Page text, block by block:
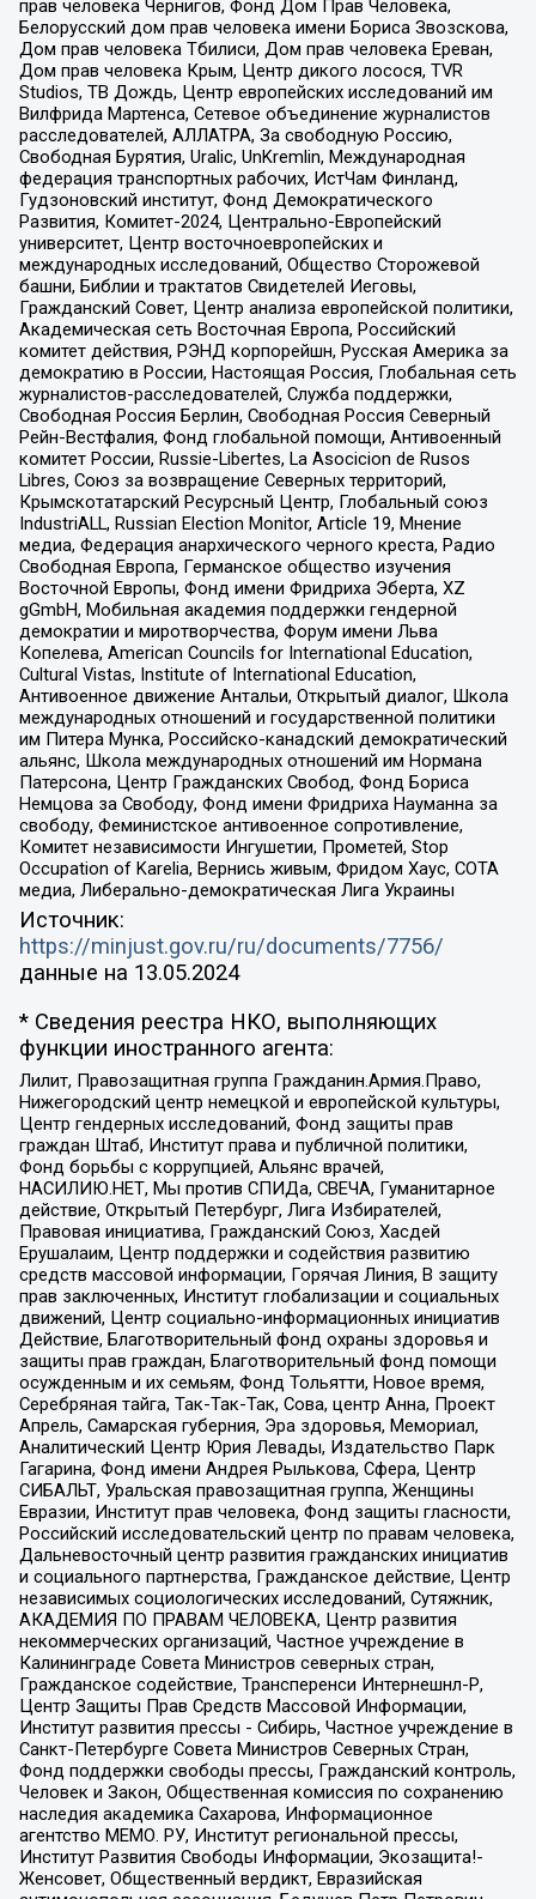
прав человека Чернигов, Фонд Дом Прав Человека,
Белорусский дом прав человека имени Бориса Звозскова,
Дом прав человека Тбилиси, Дом прав человека Ереван,
Дом прав человека Крым, Центр дикого лосося, TVR
Studios, ТВ Дождь, Центр европейских исследований им
Вилфрида Мартенса, Сетевое объединение журналистов
расследователей, АЛЛАТРА, За свободную Россию,
Свободная Бурятия, Uralic, UnKremlin, Международная
федерация транспортных рабочих, ИстЧам Финланд,
Гудзоновский институт, Фонд Демократического
Развития, Комитет-2024, Центрально-Европейский
университет, Центр восточноевропейских и
международных исследований, Общество Сторожевой
башни, Библии и трактатов Свидетелей Иеговы,
Гражданский Совет, Центр анализа европейской политики,
Академическая сеть Восточная Европа, Российский
комитет действия, РЭНД корпорейшн, Русская Америка за
демократию в России, Настоящая Россия, Глобальная сеть
журналистов-расследователей, Служба поддержки,
Свободная Россия Берлин, Свободная Россия Северный
Рейн-Вестфалия, Фонд глобальной помощи, Антивоенный
комитет России, Russie-Libertes, La Asocicion de Rusos
Libres, Союз за возвращение Северных территорий,
Крымскотатарский Ресурсный Центр, Глобальный союз
IndustriALL, Russian Election Monitor, Article 19, Мнение
медиа, Федерация анархического черного креста, Радио
Свободная Европа, Германское общество изучения
Восточной Европы, Фонд имени Фридриха Эберта, XZ
gGmbH, Мобильная академия поддержки гендерной
демократии и миротворчества, Форум имени Льва
Копелева, American Councils for International Education,
Cultural Vistas, Institute of International Education,
Антивоенное движение Антальи, Открытый диалог, Школа
международных отношений и государственной политики
им Питера Мунка, Российско-канадский демократический
альянс, Школа международных отношений им Нормана
Патерсона, Центр Гражданских Свобод, Фонд Бориса
Немцова за Свободу, Фонд имени Фридриха Науманна за
свободу, Феминистское антивоенное сопротивление,
Комитет независимости Ингушетии, Прометей, Stop
Occupation of Karelia, Вернись живым, Фридом Хаус, СОТА
медиа, Либерально-демократическая Лига Украины
Источник:
https://minjust.gov.ru/ru/documents/7756/
данные на 13.05.2024
* Сведения реестра НКО, выполняющих
функции иностранного агента:
Лилит, Правозащитная группа Гражданин.Армия.Право,
Нижегородский центр немецкой и европейской культуры,
Центр гендерных исследований, Фонд защиты прав
граждан Штаб, Институт права и публичной политики,
Фонд борьбы с коррупцией, Альянс врачей,
НАСИЛИЮ.НЕТ, Мы против СПИДа, СВЕЧА, Гуманитарное
действие, Открытый Петербург, Лига Избирателей,
Правовая инициатива, Гражданский Союз, Хасдей
Ерушалаим, Центр поддержки и содействия развитию
средств массовой информации, Горячая Линия, В защиту
прав заключенных, Институт глобализации и социальных
движений, Центр социально-информационных инициатив
Действие, Благотворительный фонд охраны здоровья и
защиты прав граждан, Благотворительный фонд помощи
осужденным и их семьям, Фонд Тольятти, Новое время,
Серебряная тайга, Так-Так-Так, Сова, центр Анна, Проект
Апрель, Самарская губерния, Эра здоровья, Мемориал,
Аналитический Центр Юрия Левады, Издательство Парк
Гагарина, Фонд имени Андрея Рылькова, Сфера, Центр
СИБАЛЬТ, Уральская правозащитная группа, Женщины
Евразии, Институт прав человека, Фонд защиты гласности,
Российский исследовательский центр по правам человека,
Дальневосточный центр развития гражданских инициатив
и социального партнерства, Гражданское действие, Центр
независимых социологических исследований, Сутяжник,
АКАДЕМИЯ ПО ПРАВАМ ЧЕЛОВЕКА, Центр развития
некоммерческих организаций, Частное учреждение в
Калининграде Совета Министров северных стран,
Гражданское содействие, Трансперенси Интернешнл-Р,
Центр Защиты Прав Средств Массовой Информации,
Институт развития прессы - Сибирь, Частное учреждение в
Санкт-Петербурге Совета Министров Северных Стран,
Фонд поддержки свободы прессы, Гражданский контроль,
Человек и Закон, Общественная комиссия по сохранению
наследия академика Сахарова, Информационное
агентство МЕМО. РУ, Институт региональной прессы,
Институт Развития Свободы Информации, Экозащита!-
Женсовет, Общественный вердикт, Евразийская